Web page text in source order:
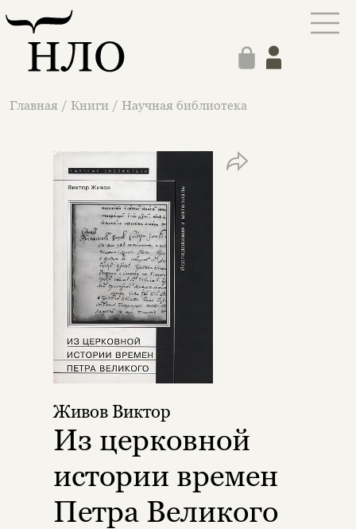
Главная / Книги / Научная библиотека
Живов Виктор
Из церковной
истории времен
Петра Великого